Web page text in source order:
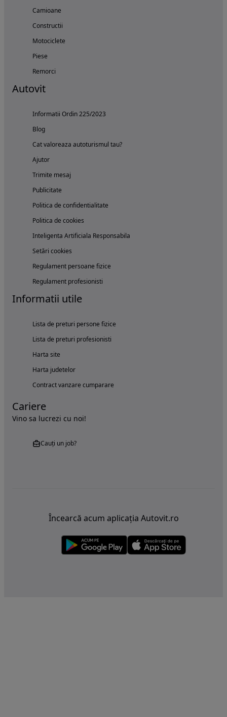
Camioane
Constructii
Motociclete
Piese
Remorci
Autovit
Informatii Ordin 225/2023
Blog
Cat valoreaza autoturismul tau?
Ajutor
Trimite mesaj
Publicitate
Politica de confidentialitate
Politica de cookies
Inteligenta Artificiala Responsabila
Setări cookies
Regulament persoane fizice
Regulament profesionisti
Informatii utile
Lista de preturi persone fizice
Lista de preturi profesionisti
Harta site
Harta judetelor
Contract vanzare cumparare
Cariere
Vino sa lucrezi cu noi!
Cauți un job?
Încearcă acum aplicația Autovit.ro